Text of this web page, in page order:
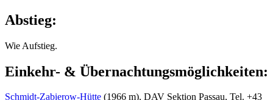
Abstieg:
Wie Aufstieg.
Einkehr- & Übernachtungsmöglichkeiten:
Schmidt-Zabierow-Hütte (1966 m), DAV Sektion Passau, Tel. +43